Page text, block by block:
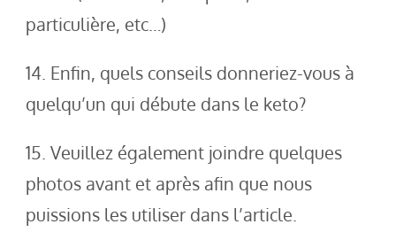
particulière, etc…)
14. Enfin, quels conseils donneriez-vous à
quelqu’un qui débute dans le keto?
15. Veuillez également joindre quelques
photos avant et après afin que nous
puissions les utiliser dans l’article.